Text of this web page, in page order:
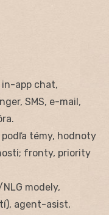
app chat,
SMS, e-mail,
podľa témy, hodnoty
fronty, priority
NLG modely,
agent-asist,